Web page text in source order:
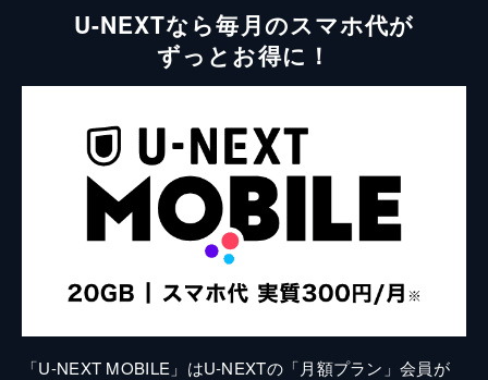
U-NEXTなら毎月のスマホ代が
ずっとお得に！
「U-NEXT MOBILE」はU-NEXTの「月額プラン」会員が